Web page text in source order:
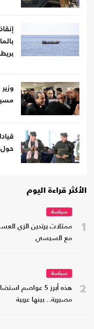
حول
الأكثر قراءة اليوم
1
سياسة
ممثلات يرتدين الزي
مع السيسي
2
سياسة
هذه أبرز 5
مصيرية.. بينها عربية